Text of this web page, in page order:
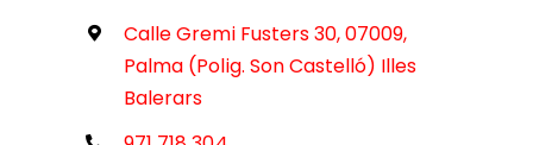
Calle Gremi Fusters 30, 07009,
Palma (Polig. Son Castelló) Illes
Balerars